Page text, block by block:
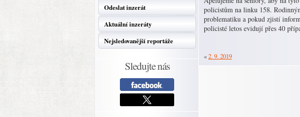
Odeslat inzerát
Aktuální inzeráty
Nejsledovanější reportáže
Sledujte nás
policistům na linku 158.
problematiku a pokud zjistí
policisté letos evidují přes 40
«2. 9. 2019